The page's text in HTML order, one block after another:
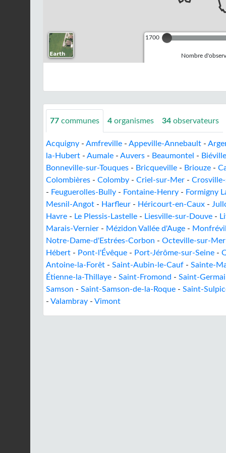
1700
Nombre
77 communes 4 organismes 34 observateurs
Acquigny - Amfreville - Appeville-Annebault -
la-Hubert - Aumale - Auvers - Beaumontel -
Bonneville-sur-Touques - Bricqueville - Briouze -
Colombières - Colomby - Criel-sur-Mer -
- Feuguerolles-Bully - Fontaine-Henry - Formigny
Mesnil-Angot - Harfleur - Héricourt-en-Caux -
Havre - Le Plessis-Lastelle - Liesville-sur-Douve -
Marais-Vernier - Mézidon Vallée d'Auge -
Notre-Dame-d'Estrées-Corbon - Octeville-sur-Mer
Hébert - Pont-l'Évêque - Port-Jérôme-sur-Seine -
Antoine-la-Forêt - Saint-Aubin-le-Cauf - Sainte-
Étienne-la-Thillaye - Saint-Fromond - Saint-
Samson - Saint-Samson-de-la-Roque - Saint-
- Valambray - Vimont